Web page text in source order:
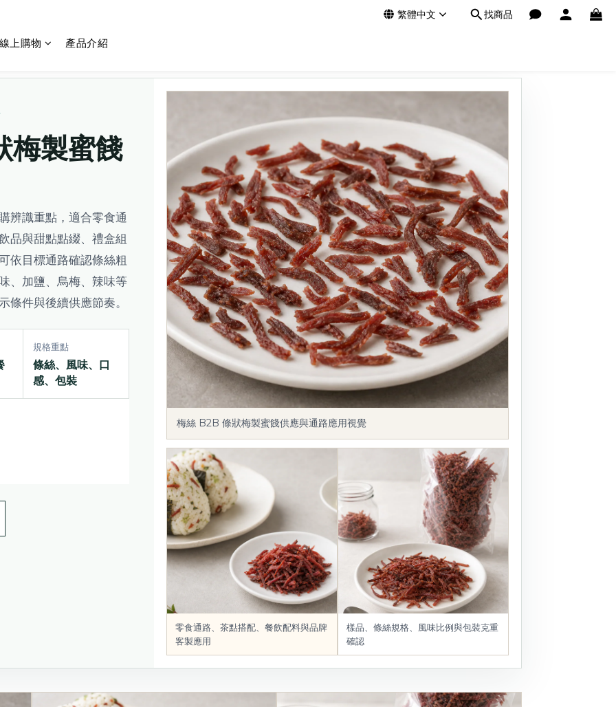
繁體中文 找商品
上購物 產品介紹
梅製蜜餞
辨識重點，適合零食通
品與甜點點綴、禮盒組
依目標通路確認條絲粗
、加鹽、烏梅、辣味等
條件與後續供應節奏。
規格重點
條絲、風味、口
感、包裝
梅絲 B2B 條狀梅製蜜餞供應與通路應用視覺
零食通路、茶點搭配、餐飲配料與品牌
客製應用
樣品、條絲規格、風味比例與包裝克重
確認